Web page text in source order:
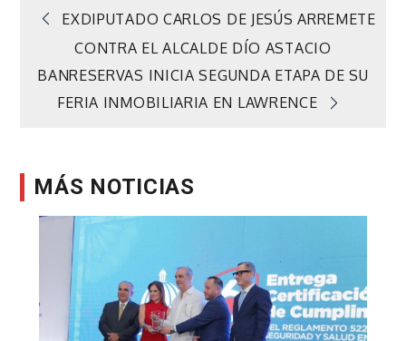
Navegación
de
EXDIPUTADO CARLOS DE JESÚS ARREMETE
CONTRA EL ALCALDE DÍO ASTACIO
BANRESERVAS INICIA SEGUNDA ETAPA DE SU
FERIA INMOBILIARIA EN LAWRENCE
MÁS NOTICIAS